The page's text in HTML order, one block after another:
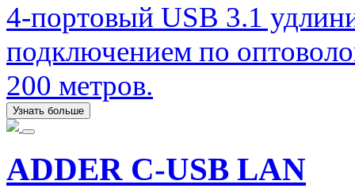
4-портовый USB 3.1
подключением по
200 метров.
Узнать больше
ADDER C-USB LAN